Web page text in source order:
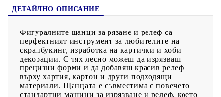
ДЕТАЙЛНО ОПИСАНИЕ
Фигуралните щанци за рязане и релеф са
перфектният инструмент за любителите на
скрапбукинг, изработка на картички и хоби
декорации. С тях лесно можеш да изрязваш
прецизни форми и да добавяш красив релеф
върху хартия, картон и други подходящи
материали. Щанцата е съвместима с повечето
стандартни машини за изрязване и релеф, което